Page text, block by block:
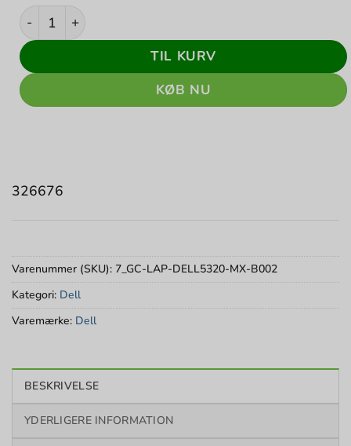
Latitude 5320 - Sølv stand antal
TIL KURV
KØB NU
326676
Varenummer (SKU): 7_GC-LAP-DELL5320-MX-B002
Kategori: Dell
Varemærke: Dell
BESKRIVELSE
YDERLIGERE INFORMATION